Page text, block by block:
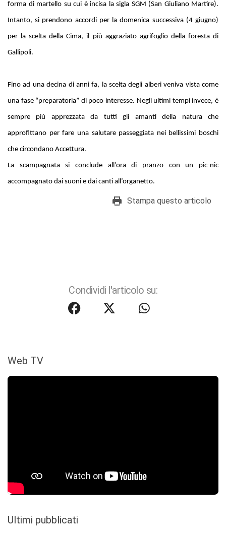
forma di martello su cui è incisa la sigla SGM (San Giuliano Martire).
Intanto, si prendono accordi per la domenica successiva (4 giugno)
per la scelta della Cima, il più aggraziato agrifoglio della foresta di
Gallipoli.
Fino ad una decina di anni fa, la scelta degli alberi veniva vista come
una fase “preparatoria” di poco interesse. Negli ultimi tempi invece, è
sempre più apprezzata da tutti gli amanti della natura che
approfittano per fare una salutare passeggiata nei bellissimi boschi
che circondano Accettura.
La scampagnata si conclude all’ora di pranzo con un pic-nic
accompagnato dai suoni e dai canti all’organetto.
Stampa questo articolo
Condividi l'articolo su:
Web TV
Ultimi pubblicati